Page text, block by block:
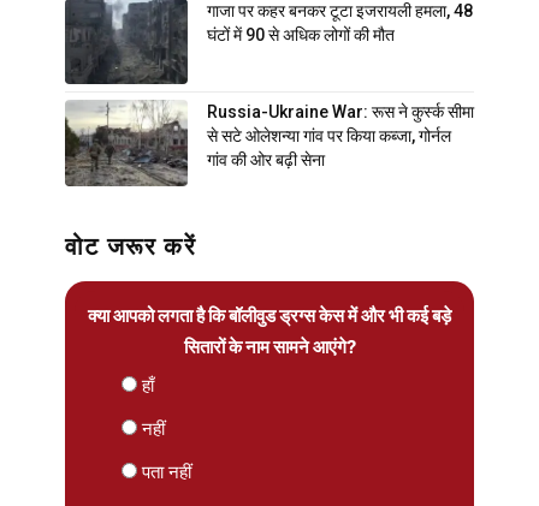
गाजा पर कहर बनकर टूटा इजरायली हमला, 48
घंटों में 90 से अधिक लोगों की मौत
Russia-Ukraine War: रूस ने कुर्स्क सीमा
से सटे ओलेशन्या गांव पर किया कब्जा, गोर्नल
गांव की ओर बढ़ी सेना
वोट जरूर करें
क्या आपको लगता है कि बॉलीवुड ड्रग्स केस में और भी कई बड़े
सितारों के नाम सामने आएंगे?
हाँ
नहीं
पता नहीं